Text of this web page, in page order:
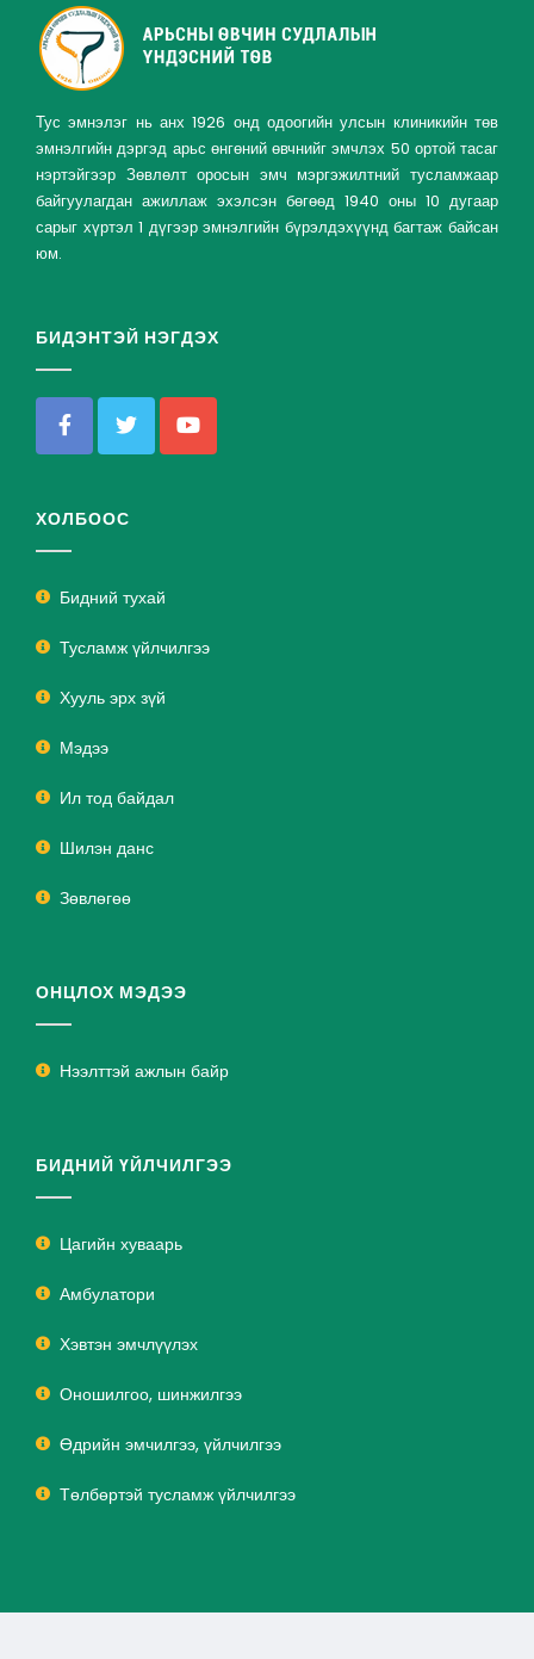
Тус эмнэлэг нь анх 1926 онд одоогийн улсын клиникийн төв
эмнэлгийн дэргэд арьс өнгөний өвчнийг эмчлэх 50 ортой тасаг
нэртэйгээр Зөвлөлт оросын эмч мэргэжилтний тусламжаар
байгуулагдан ажиллаж эхэлсэн бөгөөд 1940 оны 10 дугаар
сарыг хүртэл 1 дүгээр эмнэлгийн бүрэлдэхүүнд багтаж байсан
юм.
БИДЭНТЭЙ НЭГДЭХ
ХОЛБООС
Бидний тухай
Тусламж үйлчилгээ
Хууль эрх зүй
Мэдээ
Ил тод байдал
Шилэн данс
Зөвлөгөө
ОНЦЛОХ МЭДЭЭ
Нээлттэй ажлын байр
БИДНИЙ ҮЙЛЧИЛГЭЭ
Цагийн хуваарь
Амбулатори
Хэвтэн эмчлүүлэх
Оношилгоо, шинжилгээ
Өдрийн эмчилгээ, үйлчилгээ
Төлбөртэй тусламж үйлчилгээ